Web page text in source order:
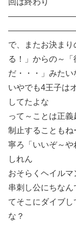
回は終わり
で、またお決ま
る！」からの～
だ・・・」みた
いやでも4王子は
してたよな
って～ことは正
制止することもね
寧ろ「いいぞ～
しれん
おそらくヘイル
串刺し公にちな
てそこにダイブ
な？